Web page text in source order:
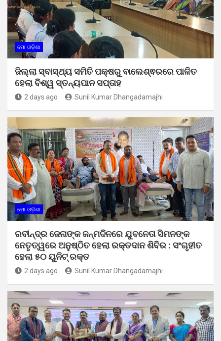
ମୋ ଓଡ଼ିଶା
ଜିଲ୍ଲା ସ୍ବାସ୍ଥ୍ୟ ସମିତି ପକ୍ଷରୁ ବାଲେଶ୍ଵରରେ ପାଳିତ
ହେଲା ବିଶ୍ୱ ସ୍ତନ୍ୟପାନ ସପ୍ତାହ
2 days ago Sunil Kumar Dhangadamajhi
ମୋ ଓଡ଼ିଶା
ରବୀନ୍ଦ୍ର ଜେନାଙ୍କ ଜନ୍ମଦିନରେ ଯୁବନେତା ସିମନଙ୍କ
ନେତୃତ୍ୱରେ ଅନୁଷ୍ଠିତ ହେଲା ରକ୍ତଦାନ ଶିବିର : ସଂଗୃହୀତ
ହେଲା ୫୦ ୟୁନିଟ୍ ରକ୍ତ
2 days ago Sunil Kumar Dhangadamajhi